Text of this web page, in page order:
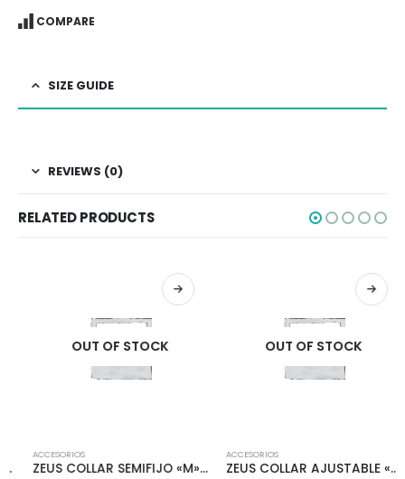
COMPARE
SIZE GUIDE
REVIEWS (0)
RELATED PRODUCTS
OUT OF STOCK
ACCESORIOS
ZEUS COLLAR SEMIFIJO «M» ROJO
OUT OF STOCK
ACCESORIOS
ZEUS COLLAR AJUSTABLE «XL» AZUL DENIM